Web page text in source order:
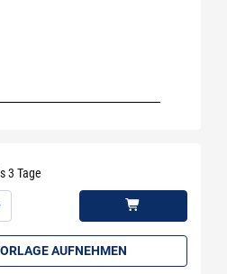
3 Tage
AUFNEHMEN